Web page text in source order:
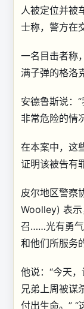
人被定位并被
士称，警方在
一名目击者称
满子弹的格洛
安德鲁斯说：
非常危险的情
在本案中，这
证明该被告有
皮尔地区警察
Woolley) 表示
召……光有勇气
和他们所服务
他说：“今天
兄弟上周被谋
付出生命。”